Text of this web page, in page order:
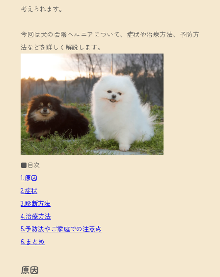
考えられます。
今回は犬の会陰ヘルニアについて、症状や治療方法、予防方
法などを詳しく解説します。
■目次
1.原因
2.症状
3.診断方法
4.治療方法
5.予防法やご家庭での注意点
6.まとめ
原因